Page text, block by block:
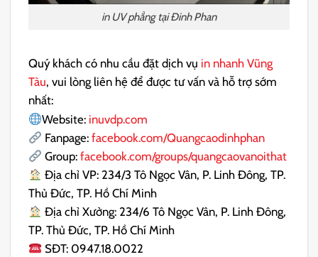
in UV phẳng tại Đinh Phan
Quý khách có nhu cầu đặt dịch vụ in nhanh Vũng
Tàu, vui lòng liên hệ để được tư vấn và hỗ trợ sớm
nhất:
Website: inuvdp.com
Fanpage: facebook.com/Quangcaodinhphan
Group:facebook.com/groups/quangcaovanoithat
Địa chỉ VP: 234/3 Tô Ngọc Vân, P. Linh Đông, TP.
Thủ Đức, TP. Hồ Chí Minh
Địa chỉ Xưởng: 234/6 Tô Ngọc Vân, P. Linh Đông,
TP. Thủ Đức, TP. Hồ Chí Minh
SĐT: 0947.18.0022